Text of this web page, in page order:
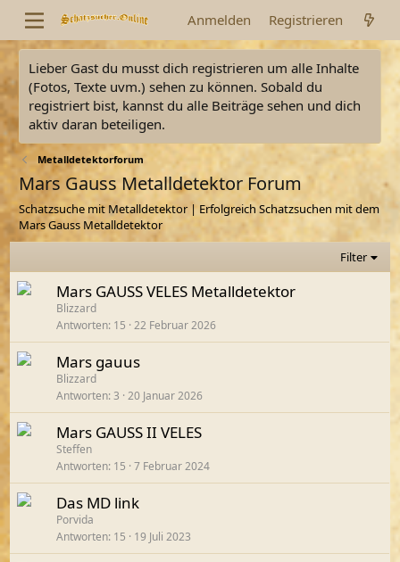
Anmelden Registrieren
Lieber Gast du musst dich registrieren um alle Inhalte
(Fotos, Texte uvm.) sehen zu können. Sobald du
registriert bist, kannst du alle Beiträge sehen und dich
aktiv daran beteiligen.
Metalldetektorforum
Mars Gauss Metalldetektor Forum
Schatzsuche mit Metalldetektor | Erfolgreich Schatzsuchen mit dem
Mars Gauss Metalldetektor
Filter
Mars GAUSS VELES Metalldetektor
Blizzard
Antworten 15 22 Februar 2026
Mars gauus
Blizzard
Antworten 3 20 Januar 2026
Mars GAUSS II VELES
Steffen
Antworten 15 7 Februar 2024
Das MD link
Porvida
Antworten 15 19 Juli 2023